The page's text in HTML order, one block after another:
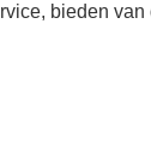
bieden van